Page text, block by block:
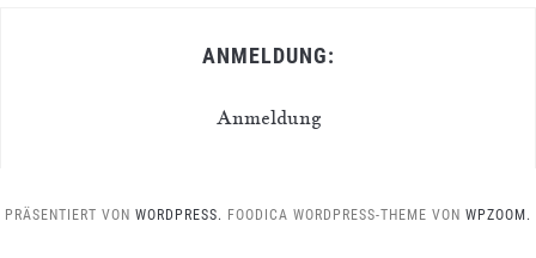
ANMELDUNG:
Anmeldung
PRÄSENTIERT VON WORDPRESS. FOODICA WORDPRESS-THEME VON WPZOOM.